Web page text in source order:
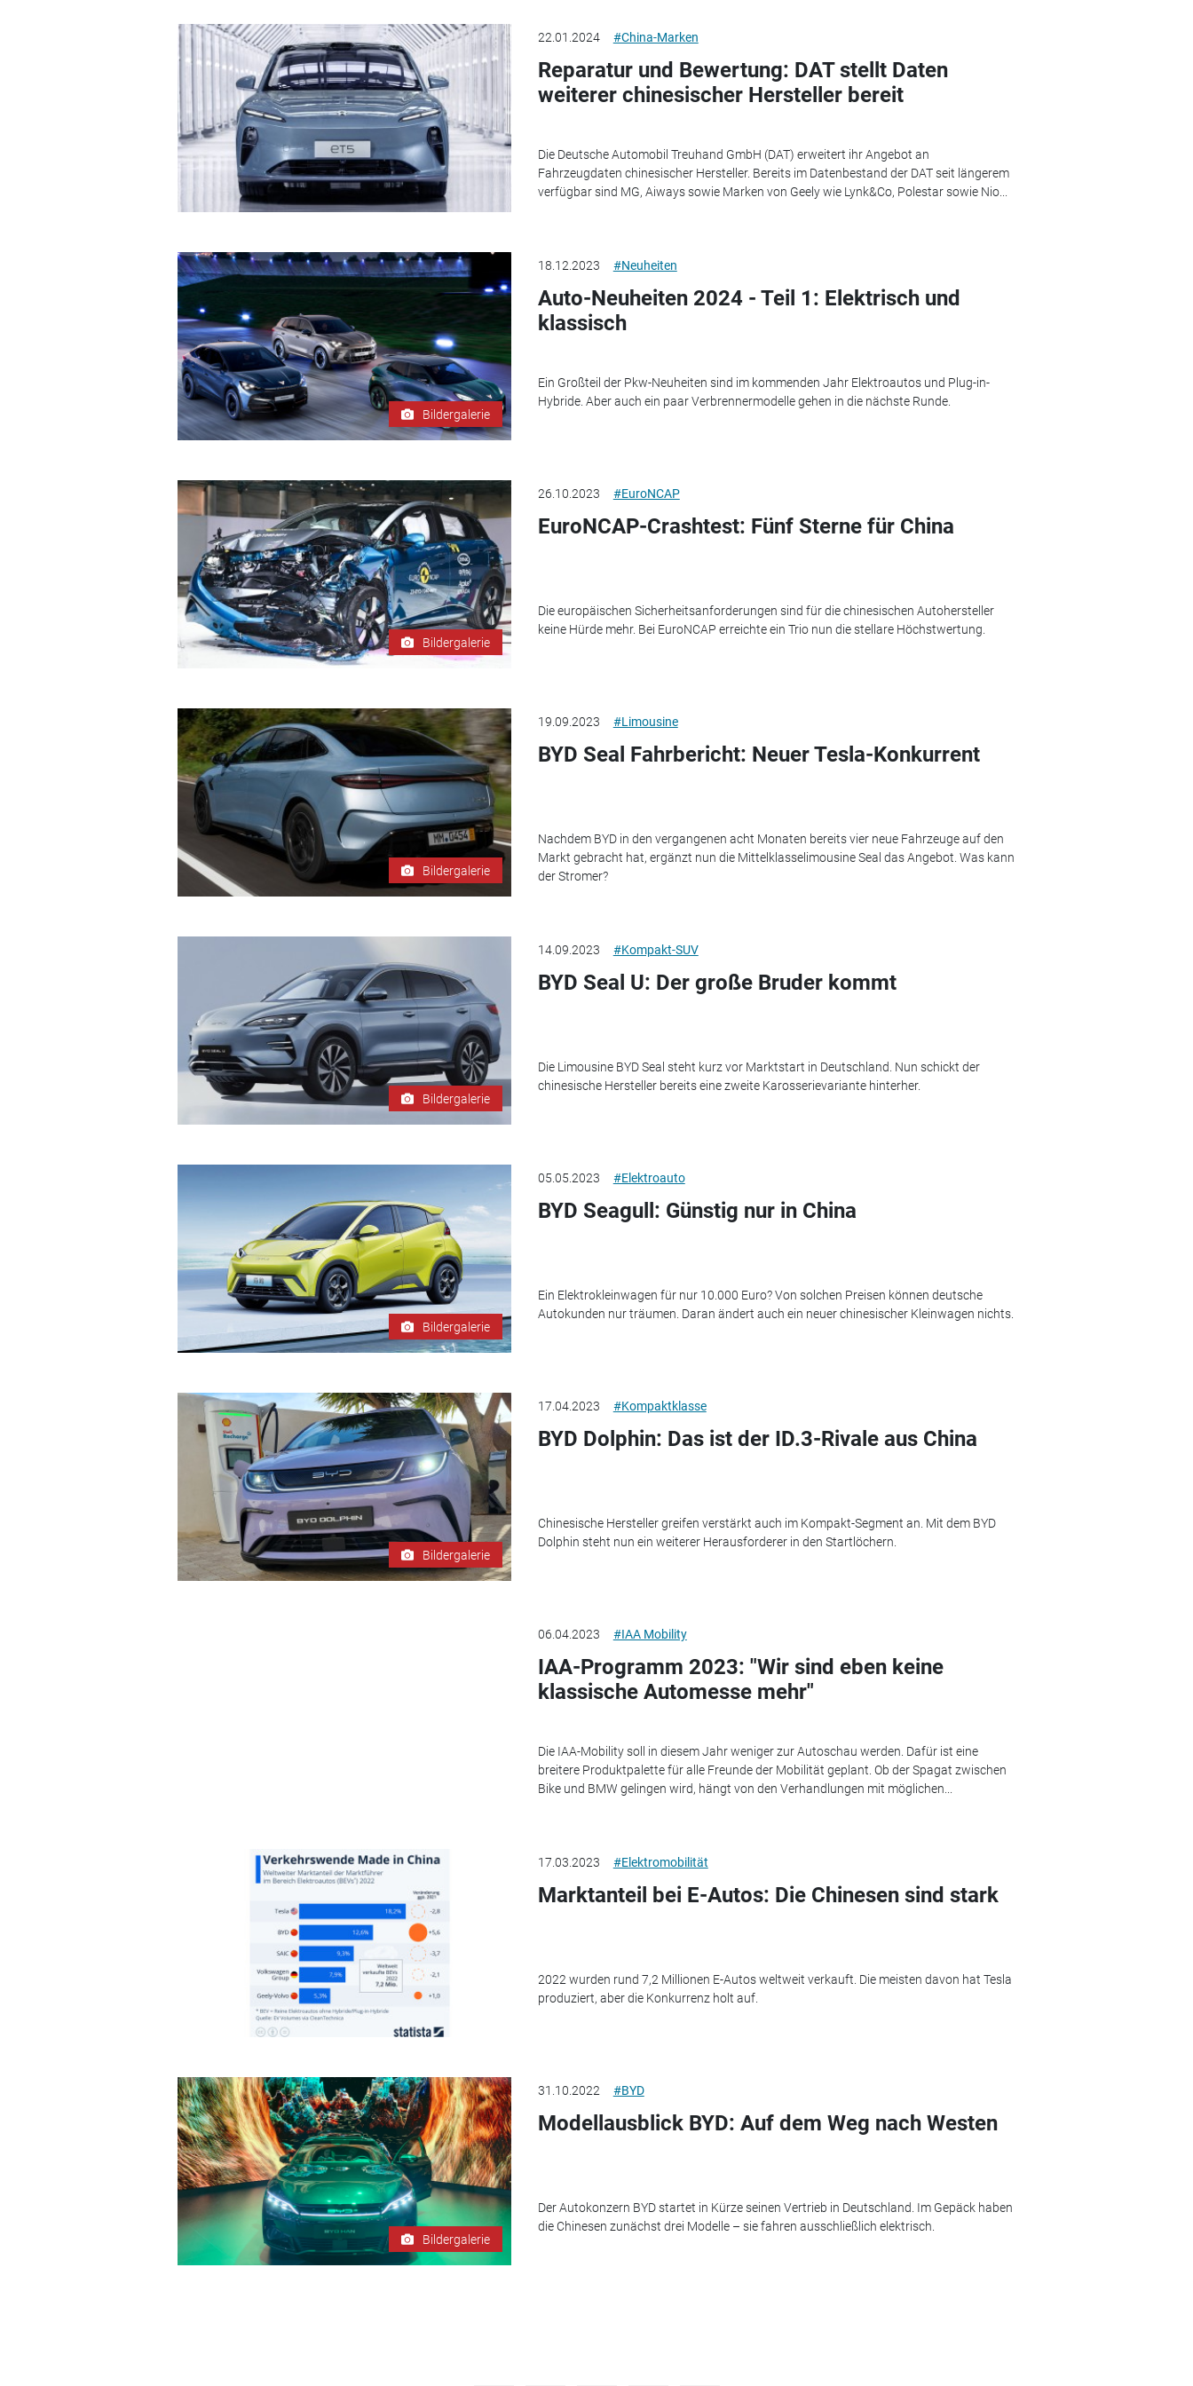
22.01.2024 #China-Marken
Reparatur und Bewertung: DAT stellt Daten
weiterer chinesischer Hersteller bereit
Die Deutsche Automobil Treuhand GmbH (DAT) erweitert ihr Angebot an
Fahrzeugdaten chinesischer Hersteller. Bereits im Datenbestand der DAT seit längerem
verfügbar sind MG, Aiways sowie Marken von Geely wie Lynk&Co, Polestar sowie Nio...
Bildergalerie
18.12.2023 #Neuheiten
Auto-Neuheiten 2024 - Teil 1: Elektrisch und
klassisch
Ein Großteil der Pkw-Neuheiten sind im kommenden Jahr Elektroautos und Plug-in-
Hybride. Aber auch ein paar Verbrennermodelle gehen in die nächste Runde.
Bildergalerie
26.10.2023 #EuroNCAP
EuroNCAP-Crashtest: Fünf Sterne für China
Die europäischen Sicherheitsanforderungen sind für die chinesischen Autohersteller
keine Hürde mehr. Bei EuroNCAP erreichte ein Trio nun die stellare Höchstwertung.
Bildergalerie
19.09.2023 #Limousine
BYD Seal Fahrbericht: Neuer Tesla-Konkurrent
Nachdem BYD in den vergangenen acht Monaten bereits vier neue Fahrzeuge auf den
Markt gebracht hat, ergänzt nun die Mittelklasselimousine Seal das Angebot. Was kann
der Stromer?
Bildergalerie
14.09.2023 #Kompakt-SUV
BYD Seal U: Der große Bruder kommt
Die Limousine BYD Seal steht kurz vor Marktstart in Deutschland. Nun schickt der
chinesische Hersteller bereits eine zweite Karosserievariante hinterher.
Bildergalerie
05.05.2023 #Elektroauto
BYD Seagull: Günstig nur in China
Ein Elektrokleinwagen für nur 10.000 Euro? Von solchen Preisen können deutsche
Autokunden nur träumen. Daran ändert auch ein neuer chinesischer Kleinwagen nichts.
Bildergalerie
17.04.2023 #Kompaktklasse
BYD Dolphin: Das ist der ID.3-Rivale aus China
Chinesische Hersteller greifen verstärkt auch im Kompakt-Segment an. Mit dem BYD
Dolphin steht nun ein weiterer Herausforderer in den Startlöchern.
06.04.2023 #IAA Mobility
IAA-Programm 2023: "Wir sind eben keine
klassische Automesse mehr"
Die IAA-Mobility soll in diesem Jahr weniger zur Autoschau werden. Dafür ist eine
breitere Produktpalette für alle Freunde der Mobilität geplant. Ob der Spagat zwischen
Bike und BMW gelingen wird, hängt von den Verhandlungen mit möglichen...
17.03.2023 #Elektromobilität
Marktanteil bei E-Autos: Die Chinesen sind stark
2022 wurden rund 7,2 Millionen E-Autos weltweit verkauft. Die meisten davon hat Tesla
produziert, aber die Konkurrenz holt auf.
Bildergalerie
31.10.2022 #BYD
Modellausblick BYD: Auf dem Weg nach Westen
Der Autokonzern BYD startet in Kürze seinen Vertrieb in Deutschland. Im Gepäck haben
die Chinesen zunächst drei Modelle – sie fahren ausschließlich elektrisch.